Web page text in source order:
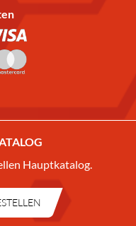
Hauptkatalog.